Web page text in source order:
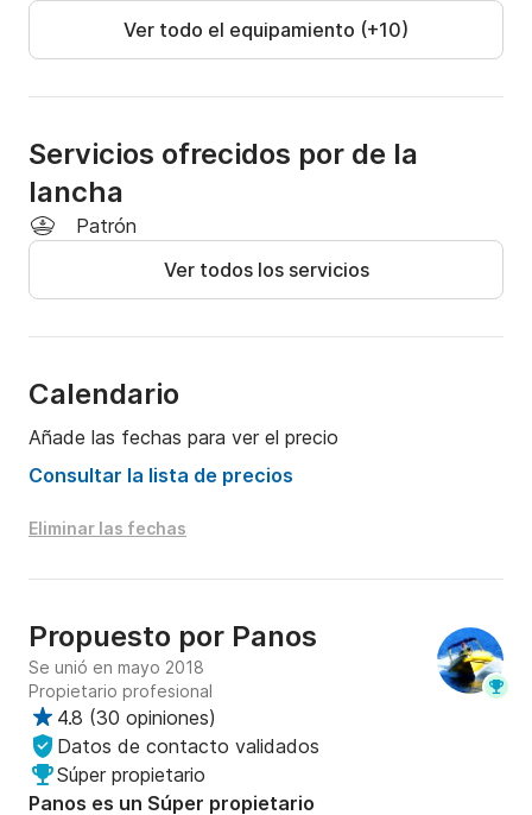
Ver todo el equipamiento (+10)
Servicios ofrecidos por de la
lancha
Patrón
Ver todos los servicios
Calendario
Añade las fechas para ver el precio
Consultar la lista de precios
Eliminar las fechas
Propuesto por Panos
Se unió en mayo 2018
Propietario profesional
4.8 (30 opiniones)
Datos de contacto validados
Súper propietario
Panos es un Súper propietario